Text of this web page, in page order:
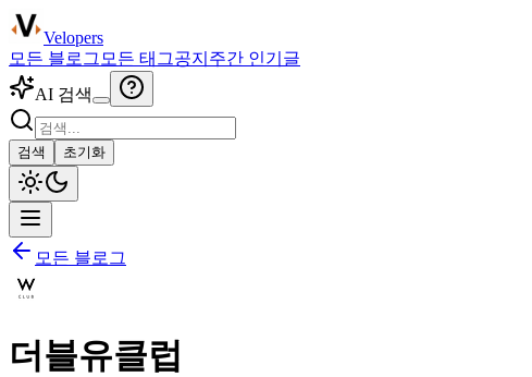
Velopers
모든 블로그 모든 태그공지 주간 인기글
AI 검색
검색 초기화
모든 블로그
더블유클럽